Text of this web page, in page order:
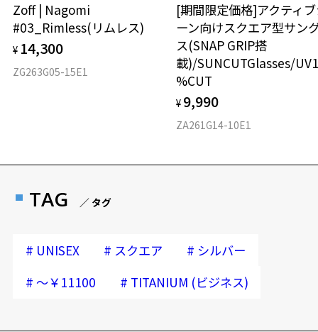
Zoff | Nagomi
#03_Rimless(リムレス)
¥ 14,300
ZG263G05-15E1
[期間限定価格]アクティ
ーン向けスクエア型サン
ス(SNAP GRIP搭
載)/SUNCUTGlasses/
%CUT
¥ 9,990
ZA261G14-10E1
TAG ／ タグ
# UNISEX # スクエア # シルバー
# ～￥11100 # TITANIUM (ビジネス)